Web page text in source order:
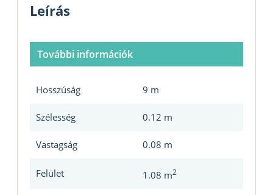
Leírás
További információk
Hosszúság 9 m
Szélesség 0.12 m
Vastagság 0.08 m
Felület 1.08 m2